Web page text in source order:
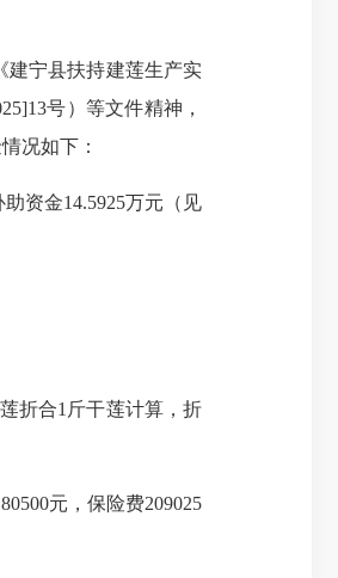
宁县扶持建莲生产实
号）等文件精神，
况如下：
资金14.5925万元（见
折合1斤干莲计算，折
元，保险费209025